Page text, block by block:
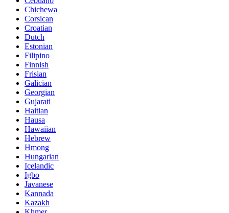
Chichewa
Corsican
Croatian
Dutch
Estonian
Filipino
Finnish
Frisian
Galician
Georgian
Gujarati
Haitian
Hausa
Hawaiian
Hebrew
Hmong
Hungarian
Icelandic
Igbo
Javanese
Kannada
Kazakh